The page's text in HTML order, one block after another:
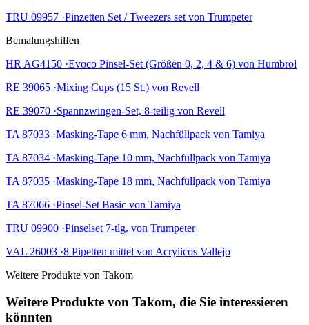
TRU 09957 ·Pinzetten Set / Tweezers set von Trumpeter
Bemalungshilfen
HR AG4150 ·Evoco Pinsel-Set (Größen 0, 2, 4 & 6) von Humbrol
RE 39065 ·Mixing Cups (15 St.) von Revell
RE 39070 ·Spannzwingen-Set, 8-teilig von Revell
TA 87033 ·Masking-Tape 6 mm, Nachfüllpack von Tamiya
TA 87034 ·Masking-Tape 10 mm, Nachfüllpack von Tamiya
TA 87035 ·Masking-Tape 18 mm, Nachfüllpack von Tamiya
TA 87066 ·Pinsel-Set Basic von Tamiya
TRU 09900 ·Pinselset 7-tlg. von Trumpeter
VAL 26003 ·8 Pipetten mittel von Acrylicos Vallejo
Weitere Produkte von Takom
Weitere Produkte von Takom, die Sie interessieren
könnten